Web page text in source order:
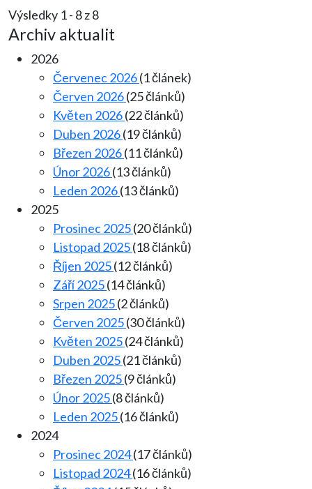
Výsledky 1 - 8 z 8
Archiv aktualit
2026
Červenec 2026(1 článek)
Červen 2026(25 článků)
Květen 2026(22 článků)
Duben 2026(19 článků)
Březen 2026(11 článků)
Únor 2026(13 článků)
Leden 2026(13 článků)
2025
Prosinec 2025(20 článků)
Listopad 2025(18 článků)
Říjen 2025(12 článků)
Září 2025(14 článků)
Srpen 2025(2 článků)
Červen 2025(30 článků)
Květen 2025(24 článků)
Duben 2025(21 článků)
Březen 2025(9 článků)
Únor 2025(8 článků)
Leden 2025(16 článků)
2024
Prosinec 2024(17 článků)
Listopad 2024(16 článků)